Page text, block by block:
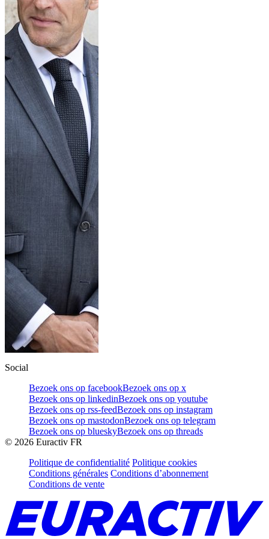
Social
Bezoek ons op facebookBezoek ons op x
Bezoek ons op linkedinBezoek ons op youtube
Bezoek ons op rss-feedBezoek ons op instagram
Bezoek ons op mastodonBezoek ons op telegram
Bezoek ons op blueskyBezoek ons op threads
© 2026 Euractiv FR
Politique de confidentialité Politique cookies
Conditions générales Conditions d’abonnement
Conditions de vente